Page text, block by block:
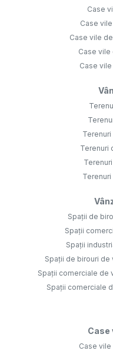
Case
Case
Case vile
Case vile
Case
Terenuri
Spații de
Spații
Spații
Spații de birouri de
Spații comerciale de
Spații comerciale
Case
Case vile